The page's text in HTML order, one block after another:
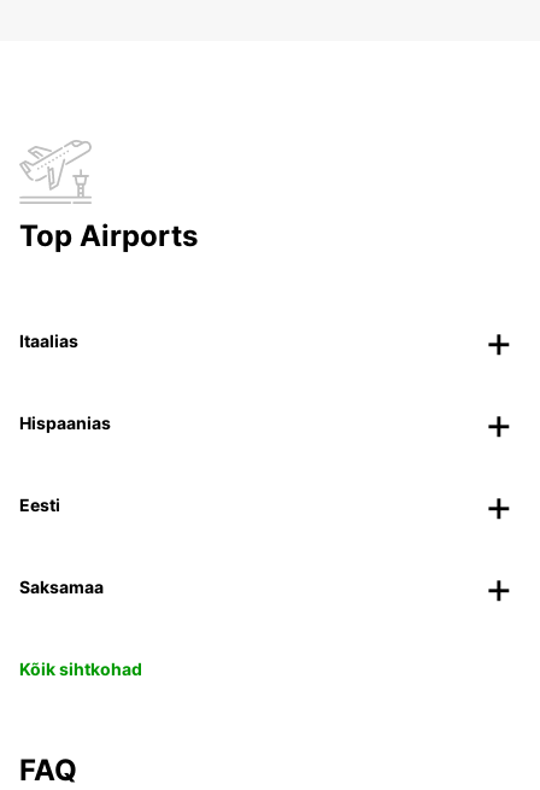
Top Airports
Itaalias
Hispaanias
Eesti
Saksamaa
Kõik sihtkohad
FAQ